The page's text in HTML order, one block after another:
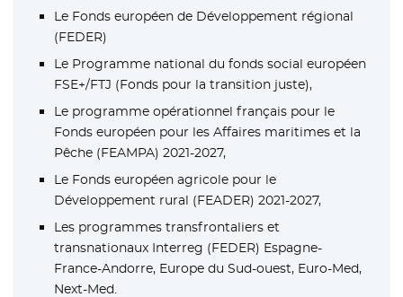
Le Fonds européen de Développement régional
(FEDER)
Le Programme national du fonds social européen
FSE+/FTJ (Fonds pour la transition juste),
Le programme opérationnel français pour le
Fonds européen pour les Affaires maritimes et la
Pêche (FEAMPA) 2021-2027,
Le Fonds européen agricole pour le
Développement rural (FEADER) 2021-2027,
Les programmes transfrontaliers et
transnationaux Interreg (FEDER) Espagne-
France-Andorre, Europe du Sud-ouest, Euro-Med,
Next-Med.